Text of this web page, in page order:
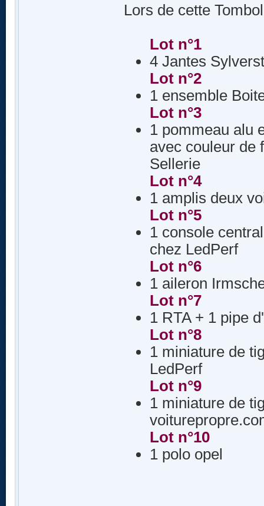
Lors de cette
Lot n°1
4 Jantes
Lot n°2
1 ensemble
Lot n°3
1 pommeau alu
avec couleur de
Sellerie
Lot n°4
1 amplis deux
Lot n°5
1 console
chez LedPerf
Lot n°6
1 aileron
Lot n°7
1 RTA + 1 pipe
Lot n°8
1 miniature de
LedPerf
Lot n°9
1 miniature de
Lot n°10
1 polo opel